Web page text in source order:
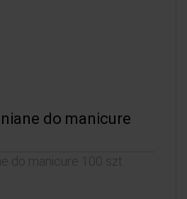
do manicure
do manicure 100 szt.